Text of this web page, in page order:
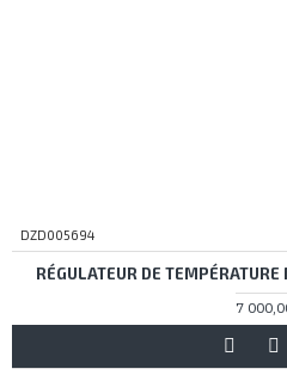
DZD005694
RÉGULATEUR DE
7